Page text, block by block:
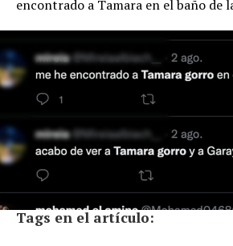
encontrado a Tamara en el baño de
Tags en el artículo: